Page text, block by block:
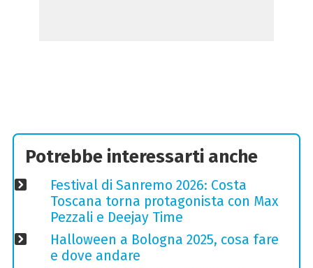
Potrebbe interessarti anche
Festival di Sanremo 2026: Costa
Toscana torna protagonista con Max
Pezzali e Deejay Time
Halloween a Bologna 2025, cosa fare
e dove andare